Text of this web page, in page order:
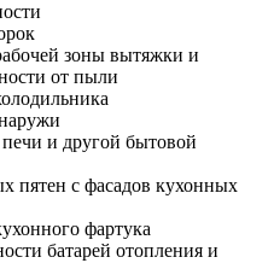
зоны вытяжки и
от пыли
и другой бытовой
пятен с фасадов кухонных
фартука
батарей отопления и